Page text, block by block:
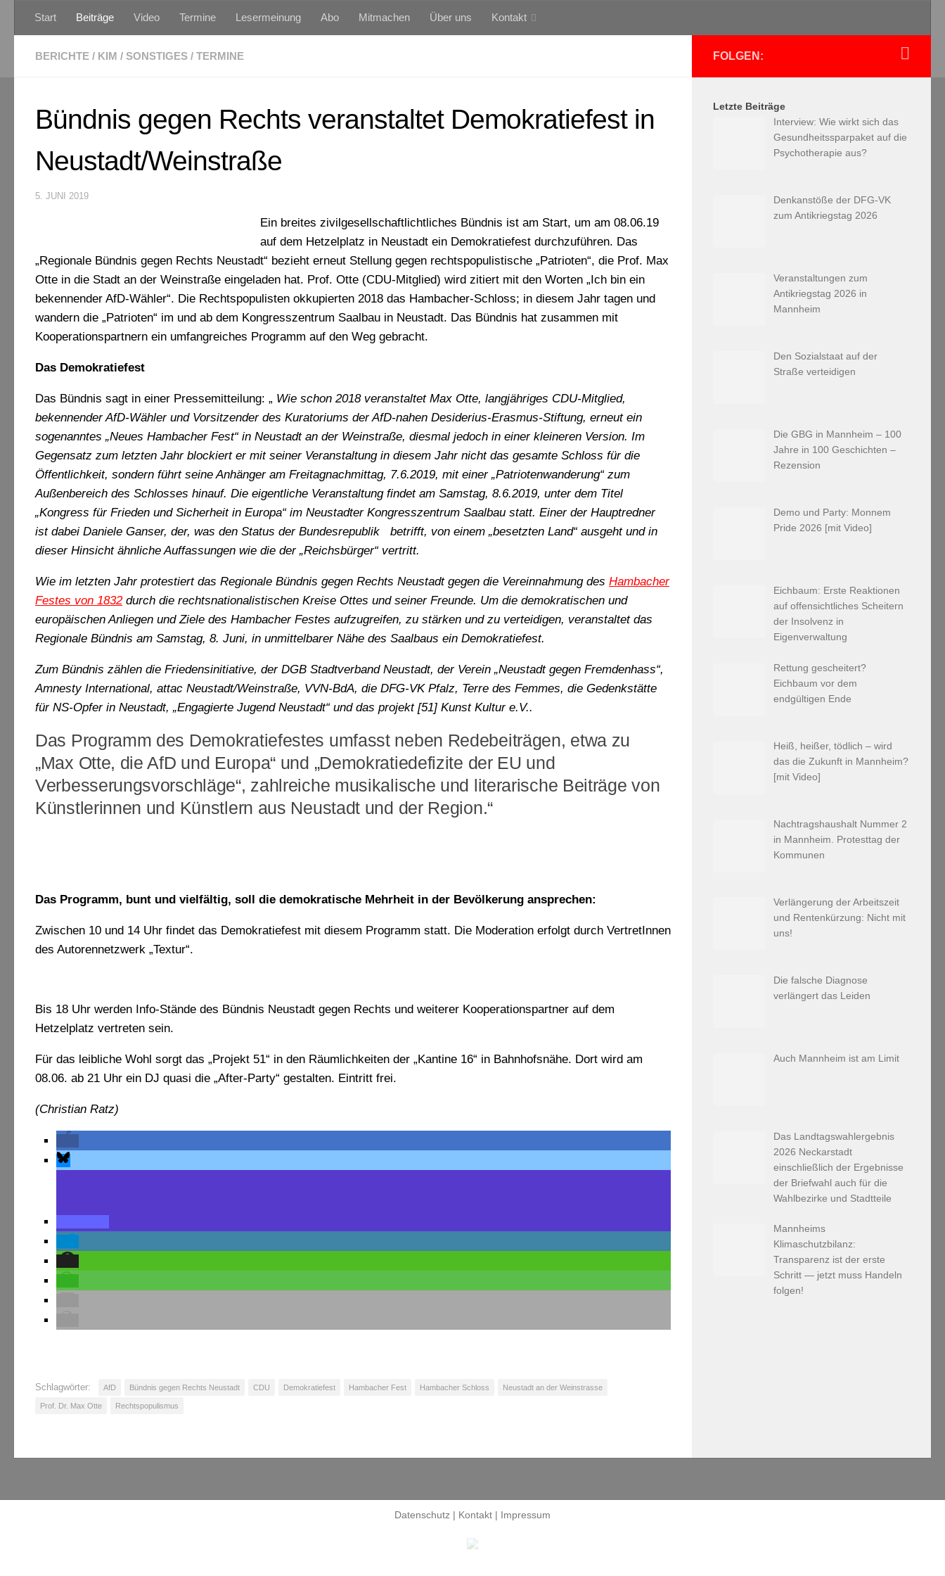
Zum Inhalt springen
Start Beiträge Video Termine Lesermeinung Abo Mitmachen Über uns Kontakt
BERICHTE / KIM / SONSTIGES / TERMINE
Bündnis gegen Rechts veranstaltet Demokratiefest in
Neustadt/Weinstraße
5. JUNI 2019
Ein breites zivilgesellschaftlichtliches Bündnis ist am Start, um am 08.06.19
auf dem Hetzelplatz in Neustadt ein Demokratiefest durchzuführen. Das
„Regionale Bündnis gegen Rechts Neustadt“ bezieht erneut Stellung gegen rechtspopulistische „Patrioten“, die Prof. Max
Otte in die Stadt an der Weinstraße eingeladen hat. Prof. Otte (CDU-Mitglied) wird zitiert mit den Worten „Ich bin ein
bekennender AfD-Wähler“. Die Rechtspopulisten okkupierten 2018 das Hambacher-Schloss; in diesem Jahr tagen und
wandern die „Patrioten“ im und ab dem Kongresszentrum Saalbau in Neustadt. Das Bündnis hat zusammen mit
Kooperationspartnern ein umfangreiches Programm auf den Weg gebracht.
Das Demokratiefest
Das Bündnis sagt in einer Pressemitteilung: „ Wie schon 2018 veranstaltet Max Otte, langjähriges CDU-Mitglied,
bekennender AfD-Wähler und Vorsitzender des Kuratoriums der AfD-nahen Desiderius-Erasmus-Stiftung, erneut ein
sogenanntes „Neues Hambacher Fest“ in Neustadt an der Weinstraße, diesmal jedoch in einer kleineren Version. Im
Gegensatz zum letzten Jahr blockiert er mit seiner Veranstaltung in diesem Jahr nicht das gesamte Schloss für die
Öffentlichkeit, sondern führt seine Anhänger am Freitagnachmittag, 7.6.2019, mit einer „Patriotenwanderung“ zum
Außenbereich des Schlosses hinauf. Die eigentliche Veranstaltung findet am Samstag, 8.6.2019, unter dem Titel
„Kongress für Frieden und Sicherheit in Europa“ im Neustadter Kongresszentrum Saalbau statt. Einer der Hauptredner
ist dabei Daniele Ganser, der, was den Status der Bundesrepublik betrifft, von einem „besetzten Land“ ausgeht und in
dieser Hinsicht ähnliche Auffassungen wie die der „Reichsbürger“ vertritt.
Wie im letzten Jahr protestiert das Regionale Bündnis gegen Rechts Neustadt gegen die Vereinnahmung des Hambacher
Festes von 1832durch die rechtsnationalistischen Kreise Ottes und seiner Freunde. Um die demokratischen und
europäischen Anliegen und Ziele des Hambacher Festes aufzugreifen, zu stärken und zu verteidigen, veranstaltet das
Regionale Bündnis am Samstag, 8. Juni, in unmittelbarer Nähe des Saalbaus ein Demokratiefest.
Zum Bündnis zählen die Friedensinitiative, der DGB Stadtverband Neustadt, der Verein „Neustadt gegen Fremdenhass“,
Amnesty International, attac Neustadt/Weinstraße, VVN-BdA, die DFG-VK Pfalz, Terre des Femmes, die Gedenkstätte
für NS-Opfer in Neustadt, „Engagierte Jugend Neustadt“ und das projekt [51] Kunst Kultur e.V..
Das Programm des Demokratiefestes umfasst neben Redebeiträgen, etwa zu
„Max Otte, die AfD und Europa“ und „Demokratiedefizite der EU und
Verbesserungsvorschläge“, zahlreiche musikalische und literarische Beiträge von
Künstlerinnen und Künstlern aus Neustadt und der Region.“
Das Programm, bunt und vielfältig, soll die demokratische Mehrheit in der Bevölkerung ansprechen:
Zwischen 10 und 14 Uhr findet das Demokratiefest mit diesem Programm statt. Die Moderation erfolgt durch VertretInnen
des Autorennetzwerk „Textur“.
Bis 18 Uhr werden Info-Stände des Bündnis Neustadt gegen Rechts und weiterer Kooperationspartner auf dem
Hetzelplatz vertreten sein.
Für das leibliche Wohl sorgt das „Projekt 51“ in den Räumlichkeiten der „Kantine 16“ in Bahnhofsnähe. Dort wird am
08.06. ab 21 Uhr ein DJ quasi die „After-Party“ gestalten. Eintritt frei.
(Christian Ratz)
Schlagwörter: AfD Bündnis gegen Rechts Neustadt CDU Demokratiefest Hambacher Fest Hambacher Schloss Neustadt an der Weinstrasse
Prof. Dr. Max Otte Rechtspopulismus
FOLGEN:
Letzte Beiträge
Interview: Wie wirkt sich das
Gesundheitssparpaket auf die
Psychotherapie aus?
Denkanstöße der DFG-VK
zum Antikriegstag 2026
Veranstaltungen zum
Antikriegstag 2026 in
Mannheim
Den Sozialstaat auf der
Straße verteidigen
Die GBG in Mannheim – 100
Jahre in 100 Geschichten –
Rezension
Demo und Party: Monnem
Pride 2026 [mit Video]
Eichbaum: Erste Reaktionen
auf offensichtliches Scheitern
der Insolvenz in
Eigenverwaltung
Rettung gescheitert?
Eichbaum vor dem
endgültigen Ende
Heiß, heißer, tödlich – wird
das die Zukunft in Mannheim?
[mit Video]
Nachtragshaushalt Nummer 2
in Mannheim. Protesttag der
Kommunen
Verlängerung der Arbeitszeit
und Rentenkürzung: Nicht mit
uns!
Die falsche Diagnose
verlängert das Leiden
Auch Mannheim ist am Limit
Das Landtagswahlergebnis
2026 Neckarstadt
einschließlich der Ergebnisse
der Briefwahl auch für die
Wahlbezirke und Stadtteile
Mannheims
Klimaschutzbilanz:
Transparenz ist der erste
Schritt — jetzt muss Handeln
folgen!
Datenschutz | Kontakt | Impressum